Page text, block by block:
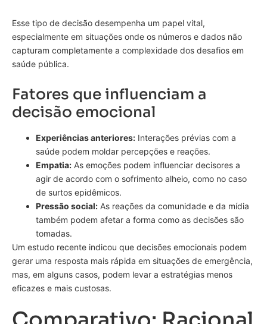
Esse tipo de decisão desempenha um papel vital,
especialmente em situações onde os números e dados não
capturam completamente a complexidade dos desafios em
saúde pública.
Fatores que influenciam a
decisão emocional
Experiências anteriores: Interações prévias com a
saúde podem moldar percepções e reações.
Empatia: As emoções podem influenciar decisores a
agir de acordo com o sofrimento alheio, como no caso
de surtos epidêmicos.
Pressão social: As reações da comunidade e da mídia
também podem afetar a forma como as decisões são
tomadas.
Um estudo recente indicou que decisões emocionais podem
gerar uma resposta mais rápida em situações de emergência,
mas, em alguns casos, podem levar a estratégias menos
eficazes e mais custosas.